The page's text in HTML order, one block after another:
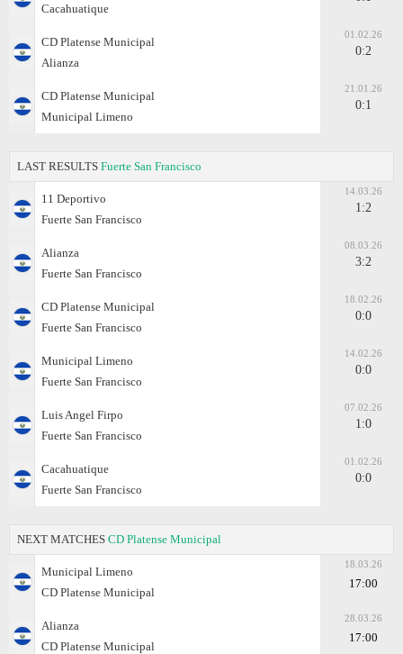
Cacahuatique
CD Platense Municipal
Alianza
01.02.26
0:2
CD Platense Municipal
Municipal Limeno
21.01.26
0:1
LAST RESULTS Fuerte San Francisco
11 Deportivo
Fuerte San Francisco
14.03.26
1:2
Alianza
Fuerte San Francisco
08.03.26
3:2
CD Platense Municipal
Fuerte San Francisco
18.02.26
0:0
Municipal Limeno
Fuerte San Francisco
14.02.26
0:0
Luis Angel Firpo
Fuerte San Francisco
07.02.26
1:0
Cacahuatique
Fuerte San Francisco
01.02.26
0:0
NEXT MATCHES CD Platense Municipal
Municipal Limeno
CD Platense Municipal
18.03.26
17:00
Alianza
CD Platense Municipal
28.03.26
17:00